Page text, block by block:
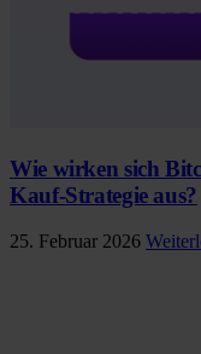
Wie wirken sich
Kauf-Strategie aus?
25. Februar 2026